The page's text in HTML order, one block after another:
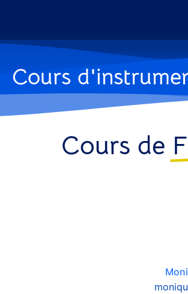
Cours
Cours de